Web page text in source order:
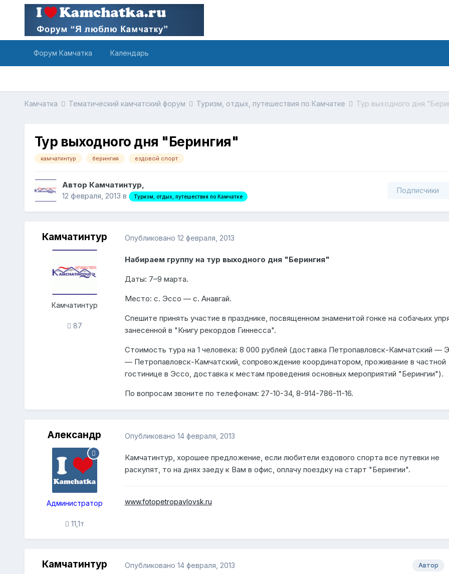
Форум Камчатка Календарь
Камчатка Тематический камчатский форум Туризм, отдых, путешествия по Камчатке Тур выходного дня
Тур выходного дня "Берингия"
камчатинтур берингия ездовой спорт
Автор Камчатинтур,
12 февраля, 2013 в Туризм, отдых, путешествия по Камчатке
Подписчики
Камчатинтур
Камчатинтур
87
Опубликовано 12 февраля, 2013
Набираем группу на тур выходного дня "Берингия"
Даты: 7–9 марта.
Место: с. Эссо — с. Анавгай.
Спешите принять участие в празднике, посвященном знаменитой гонке на собачьих
занесенной в "Книгу рекордов Гиннесса".
Стоимость тура на 1 человека: 8 000 рублей (доставка Петропавловск-Камчатский —
— Петропавловск-Камчатский, сопровождение координатором, проживание в частной
гостинице в Эссо, доставка к местам проведения основных мероприятий "Берингии").
По вопросам звоните по телефонам: 27-10-34, 8-914-786-11-16.
Александр
Администратор
11,1т
Опубликовано 14 февраля, 2013
Камчатинтур, хорошее предложение, если любители ездового спорта все путевки не
раскупят, то на днях заеду к Вам в офис, оплачу поездку на старт "Берингии".
www.fotopetropavlovsk.ru
Камчатинтур Автор
Опубликовано 14 февраля, 2013